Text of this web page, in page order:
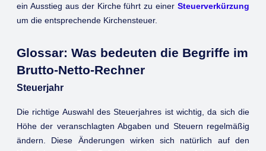
ein Ausstieg aus der Kirche führt zu einer Steuerverkürzung
um die entsprechende Kirchensteuer.
Glossar: Was bedeuten die Begriffe im
Brutto-Netto-Rechner
Steuerjahr
Die richtige Auswahl des Steuerjahres ist wichtig, da sich die
Höhe der veranschlagten Abgaben und Steuern regelmäßig
ändern. Diese Änderungen wirken sich natürlich auf den